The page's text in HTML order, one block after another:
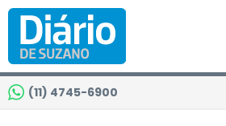
(11) 4745-6900